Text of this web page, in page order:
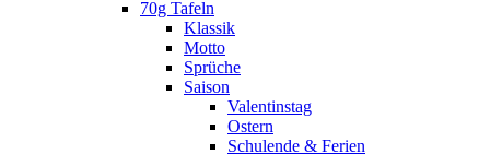
70g Tafeln
Klassik
Motto
Sprüche
Saison
Valentinstag
Ostern
Schulende & Ferien